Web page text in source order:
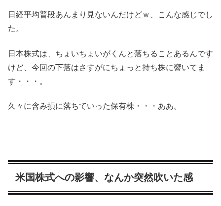
日経平均普段あんまり見ないんだけどｗ、こんな感じでし
た。
日本株式は、ちょいちょいがくんと落ちることあるんです
けど、今回の下落はさすがにちょっと持ち株に響いてま
す・・・。
久々に含み損に落ちていった保有株・・・ああ。
米国株式への影響、なんか突然吹いた感